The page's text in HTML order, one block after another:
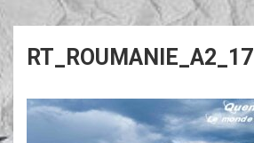
RT_ROUMANIE_A2_17